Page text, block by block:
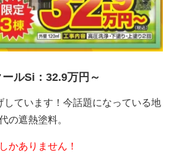
ルSi：32.9万円～
しています！今話題になっている地
の遮熱塗料。
かありません！